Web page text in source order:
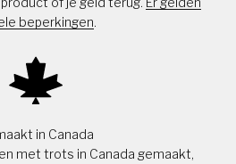
beperkingen.
in Canada
met trots in Canada gemaakt,